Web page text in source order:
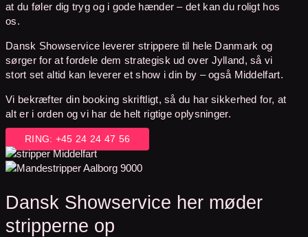
at du føler dig tryg og i gode hænder – det kan du roligt hos
os.
Dansk Showservice leverer strippere til hele Danmark og
sørger for at fordele dem strategisk ud over Jylland, så vi
stort set altid kan leverer et show i din by – også Middelfart.
Vi bekræfter din booking skriftligt, så du har sikkerhed for, at
alt er i orden og vi har de helt rigtige oplysninger.
RING: +45 24 24 47 56
Dansk Showservice her møder
stripperne op